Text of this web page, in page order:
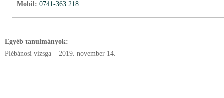
Mobil: 0741-363.218
Egyéb tanulmányok:
Plébánosi vizsga – 2019. november 14.